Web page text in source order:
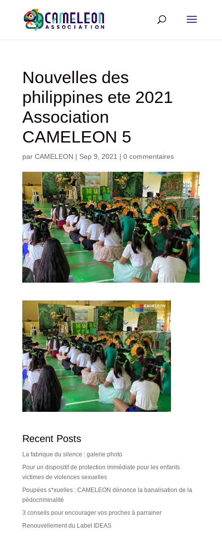
Nouvelles des
philippines ete 2021
Association
CAMELEON 5
par CAMELEON | Sep 9, 2021 | 0 commentaires
Recent Posts
La fabrique du silence : galerie photo
Pour un dispositif de protection immédiate pour les enfants
victimes de violences sexuelles
Poupées s*xuelles : CAMELEON dénonce la banalisation de la
pédocriminalité
3 conseils pour encourager vos proches à parrainer
Renouvellement du Label IDEAS